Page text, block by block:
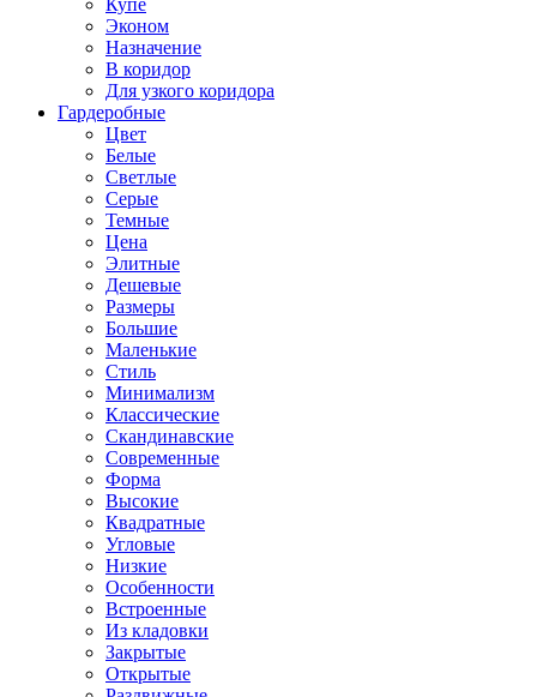
Купе
Эконом
Назначение
В коридор
Для узкого коридора
Гардеробные
Цвет
Белые
Светлые
Серые
Темные
Цена
Элитные
Дешевые
Размеры
Большие
Маленькие
Стиль
Минимализм
Классические
Скандинавские
Современные
Форма
Высокие
Квадратные
Угловые
Низкие
Особенности
Встроенные
Из кладовки
Закрытые
Открытые